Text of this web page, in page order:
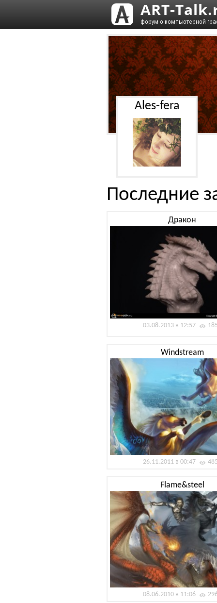
Ales-fera
Последние
Дракон
03.08.2013 в 12:57
Windstream
26.11.2011 в 00:47
Flame&steel
08.06.2010 в 11:06